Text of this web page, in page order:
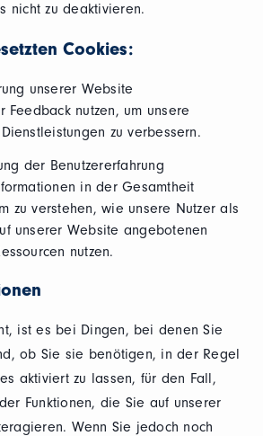
nicht zu deaktivieren.
Cookies:
unserer Website
Feedback nutzen, um unsere
zu verbessern.
der Benutzererfahrung
in der Gesamtheit
zu verstehen, wie unsere Nutzer als
unserer Website angebotenen
nutzen.
ist es bei Dingen, bei denen Sie
ob Sie sie benötigen, in der Regel
aktiviert zu lassen, für den Fall,
Funktionen, die Sie auf unserer
Wenn Sie jedoch noch